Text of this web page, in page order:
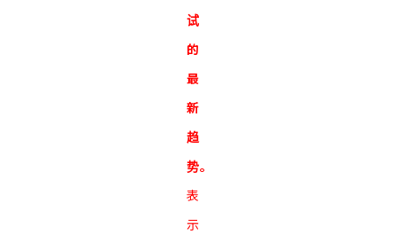
试
的
最
新
趋
势。
表
示